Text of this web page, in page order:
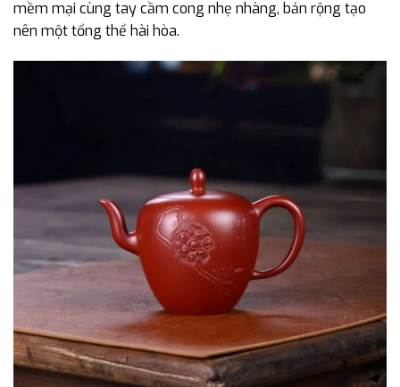
mềm mại cùng tay cầm cong nhẹ nhàng, bản rộng tạo
nên một tổng thể hài hòa.